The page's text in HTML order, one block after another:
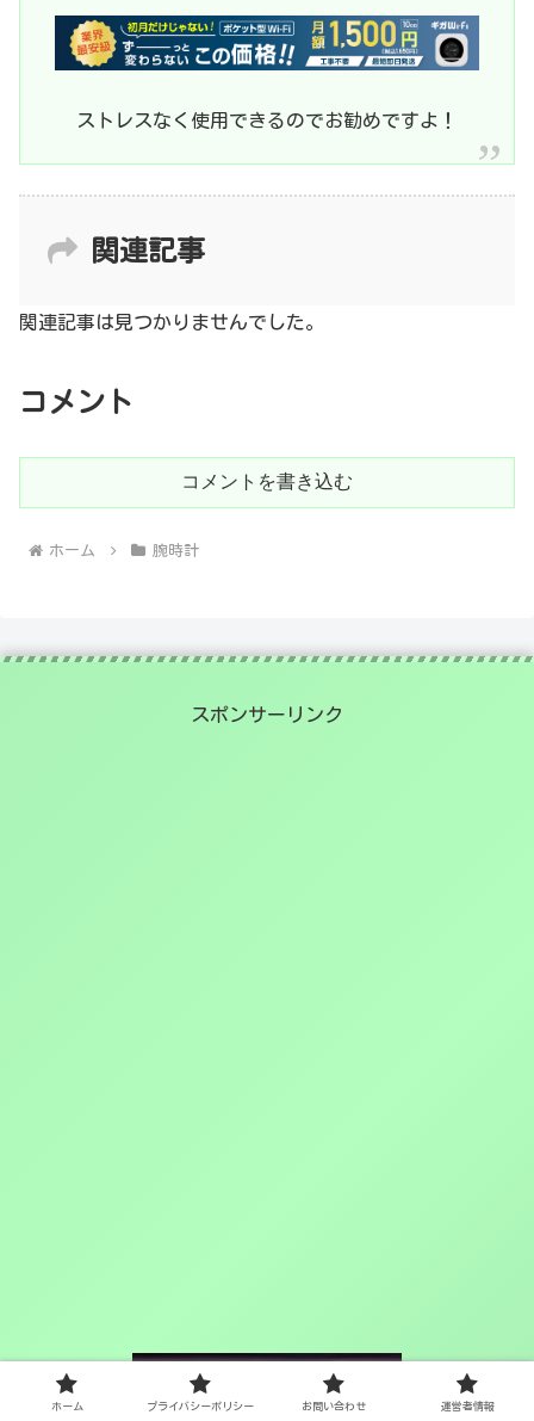
ストレスなく使用できるのでお勧めですよ！
関連記事
関連記事は見つかりませんでした。
コメント
コメントを書き込む
ホーム 腕時計
スポンサーリンク
ホーム プライバシーポリシー お問い合わせ 運営者情報